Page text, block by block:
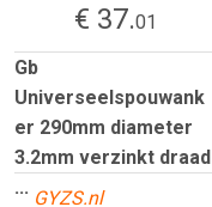
€ 37.01
Gb
Universeelspouwank
er 290mm diameter
3.2mm verzinkt draad
... GYZS.nl